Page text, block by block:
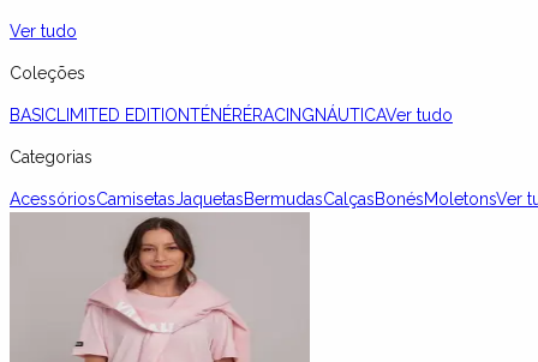
Ver tudo
Coleções
BASIC LIMITED EDITIONTÉNÉRÉRACINGNÁUTICAVer tudo
Categorias
AcessóriosCamisetasJaquetasBermudasCalçasBonésMoletonsVer